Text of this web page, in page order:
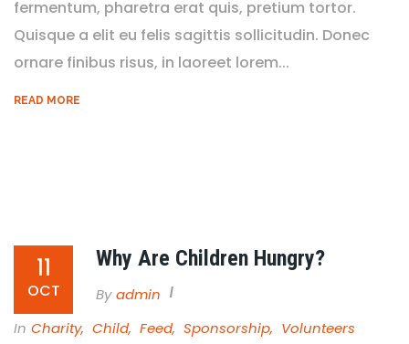
fermentum, pharetra erat quis, pretium tortor.
Quisque a elit eu felis sagittis sollicitudin. Donec
ornare finibus risus, in laoreet lorem...
READ MORE
11
OCT
Why Are Children Hungry?
By Admin
In Charity, Child, Feed, Sponsorship, Volunteers